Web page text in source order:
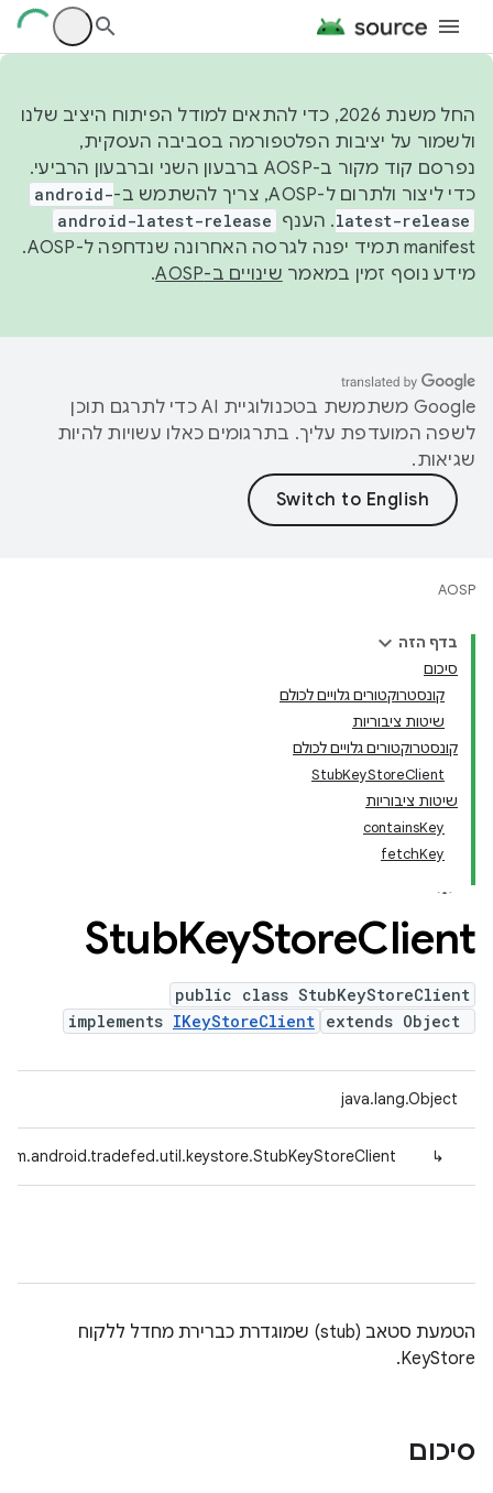
החל משנת 2026, כדי להתאים למודל הפיתוח היציב שלנו
ולשמור על יציבות הפלטפורמה בסביבה העסקית,
נפרסם קוד מקור ב-AOSP ברבעון השני וברבעון הרביעי.
כדי ליצור ולתרום ל-AOSP, צריך להשתמש ב-
android-
latest-release. הענף android-latest-release
manifest תמיד יפנה לגרסה האחרונה שנדחפה ל-AOSP.
מידע נוסף זמין במאמר שינויים ב-AOSP .
‫Google משתמשת בטכנולוגיית AI כדי לתרגם תוכן
לשפה המועדפת עליך. בתרגומים כאלו עשויות להיות
שגיאות.
AOSP
בדף הזה
סיכום
קונסטרוקטורים גלויים לכולם
שיטות ציבוריות
קונסטרוקטורים גלויים לכולם
StubKeyStoreClient
שיטות ציבוריות
containsKey
fetchKey
StubKeyStoreClient
public class StubKeyStoreClient
extends Object
implements IKeyStoreClient
java.lang.Object
↳
הטמעת סטאב (stub) שמוגדרת כברירת מחדל ללקוח
KeyStore.
סיכום